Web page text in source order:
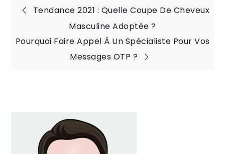
Navigation
de
l’article
Tendance 2021 : Quelle Coupe De Cheveux
Masculine Adoptée ?
Pourquoi Faire Appel À Un Spécialiste Pour Vos
Messages OTP ?